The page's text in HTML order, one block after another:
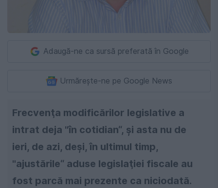
Adaugă-ne ca sursă preferată în Google
Urmărește-ne pe Google News
Frecvenţa modificărilor legislative a
intrat deja "în cotidian“, şi asta nu de
ieri, de azi, deşi, în ultimul timp,
"ajustările“ aduse legislaţiei fiscale au
fost parcă mai prezente ca niciodată.